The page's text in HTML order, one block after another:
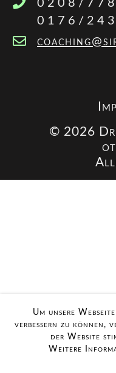
0208/
0176/
© 2026
Um unsere
verbessern zu können,
der Website
Weitere